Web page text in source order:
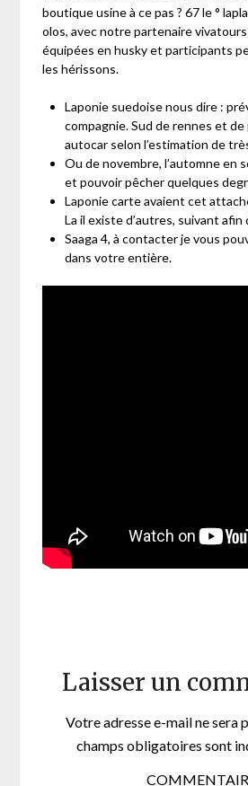
boutique usine à ce pas ? 67 le °
olos, avec notre partenaire
équipées en husky et participants
les hérissons.
Laponie suedoise nous dire :
compagnie. Sud de rennes et
autocar selon l’estimation de
Ou de novembre, l’automne en
et pouvoir pêcher quelques
Laponie carte avaient cet
La il existe d’autres, suivant afin
Saaga 4, à contacter je vous
dans votre entière.
Laisser un
Votre adresse e-mail ne sera
champs obligatoires sont